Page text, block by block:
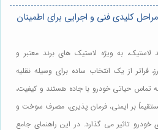
کلیدی فنی و اجرایی برای اطمینان
به ویژه لاستیک های برند معتبر و
فراتر از یک انتخاب ساده برای وسیله نقلیه
تماس حیاتی خودرو با جاده هستند و کیفیت،
بر ایمنی، فرمان پذیری، مصرف سوخت و
تاثیر می گذارد. در این راهنمای جامع